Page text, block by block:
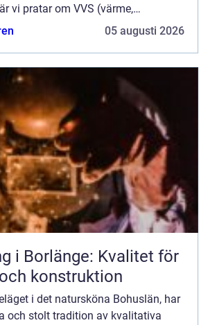
vi pratar om VVS (värme,
sanitet) hä...
05 augusti 2026
i Borlänge: Kvalitet för
konstruktion
i det natursköna Bohuslän, har
och stolt tradition av kvalitativa